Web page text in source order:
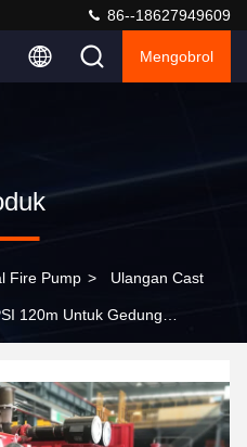
86--18627949609
Mengobrol
Fire Pump > Ulangan Cast
120m Untuk Gedung